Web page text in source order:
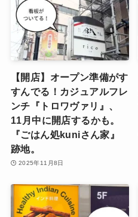
【開店】オープン準備がす
すんでる！カジュアルフレ
ンチ『トロワヴァリ』、
11月中に開店するかも。
『ごはん処kuniさん家』
跡地。
2025年11月8日